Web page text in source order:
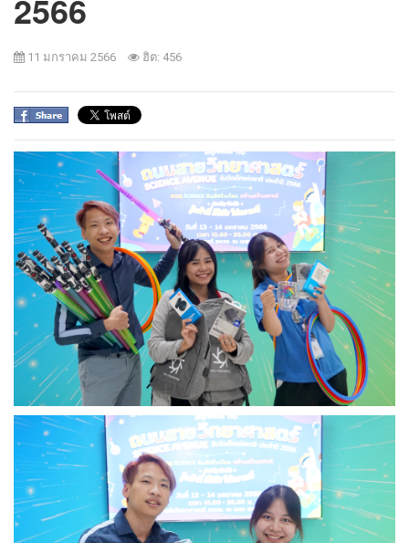
2566
11 มกราคม 2566 ฮิต: 456